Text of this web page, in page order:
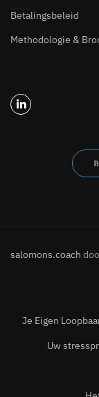
Betalingsbeleid
Methodologie &
salomons.coach
Je Eigen
Uw